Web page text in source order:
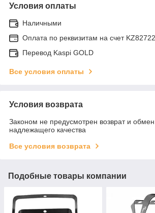
Условия оплаты
Наличными
Оплата по реквизитам на счет
Перевод Kaspi GOLD
Все условия оплаты
Условия возврата
Законом не предусмотрен возврат и
надлежащего качества
Все условия возврата
Подобные товары компании